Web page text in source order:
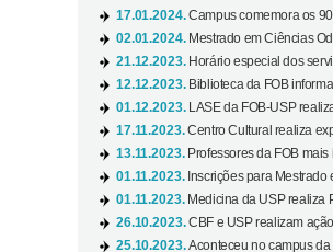
17.01.2024.Campus comemora os
02.01.2024. Mestrado em Ciências
21.12.2023. Horário especial dos
12.12.2023. Biblioteca da FOB
01.12.2023.
LASE da FOB-USP
17.11.2023.Centro Cultural realiza
13.11.2023. Professores da FOB
01.11.2023. Inscrições para
01.11.2023. Medicina da USP realiza
26.10.2023.CBF e USP realizam
25.10.2023.Aconteceu no campus da